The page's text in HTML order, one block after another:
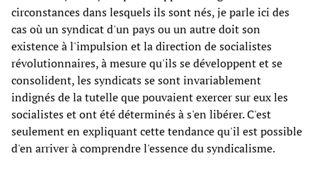
circonstances dans lesquels ils sont nés, je parle ici des
cas où un syndicat d'un pays ou un autre doit son
existence à l'impulsion et la direction de socialistes
révolutionnaires, à mesure qu'ils se développent et se
consolident, les syndicats se sont invariablement
indignés de la tutelle que pouvaient exercer sur eux les
socialistes et ont été déterminés à s'en libérer. C'est
seulement en expliquant cette tendance qu'il est possible
d'en arriver à comprendre l'essence du syndicalisme.